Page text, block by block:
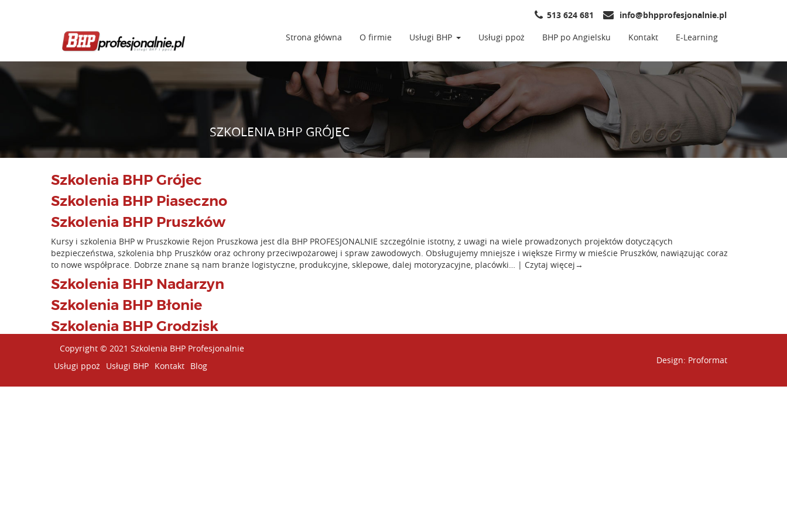
513 624 681
info@bhpprofesjonalnie.pl
Strona główna
O firmie Usługi BHP Usługi ppoż BHP po Angielsku Kontakt E-Learning
SZKOLENIA BHP GRÓJEC
Szkolenia BHP Grójec
Szkolenia BHP Piaseczno
Szkolenia BHP Pruszków
Kursy i szkolenia BHP w Pruszkowie Rejon Pruszkowa jest dla BHP PROFESJONALNIE szczególnie istotny, z uwagi na wiele prowadzonych projektów dotyczących
bezpieczeństwa, szkolenia bhp Pruszków oraz ochrony przeciwpożarowej i spraw zawodowych. Obsługujemy mniejsze i większe Firmy w mieście Pruszków, nawiązując coraz
to nowe współprace. Dobrze znane są nam branże logistyczne, produkcyjne, sklepowe, dalej motoryzacyjne, placówki…
Czytaj więcej→
Szkolenia BHP Nadarzyn
Szkolenia BHP Błonie
Szkolenia BHP Grodzisk
Copyright © 2021 Szkolenia BHP Profesjonalnie
Usługi ppoż
Usługi BHP Kontakt Blog
Design: Proformat